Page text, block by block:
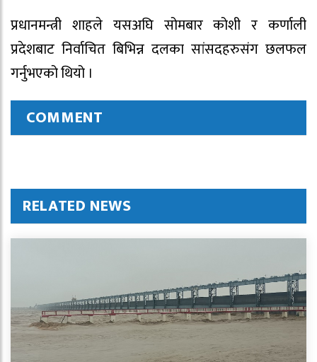
प्रधानमन्त्री शाहले यसअघि सोमबार कोशी र कर्णाली
प्रदेशबाट निर्वाचित बिभिन्न दलका सांसदहरुसंग छलफल
गर्नुभएको थियो ।
COMMENT
RELATED NEWS